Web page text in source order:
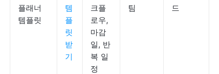
플래너
템플릿
템
플
릿
받
기
크플
로우,
마감
일, 반
복 일
정
팀
드